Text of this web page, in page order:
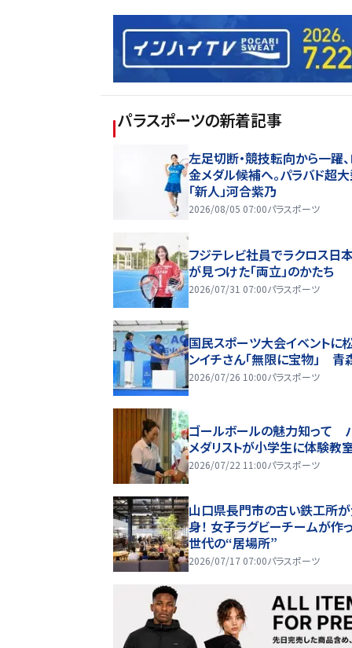
パラスポーツの新着記事
左足切断・競技転向から一躍
金メダル候補へ。パラバド超
「新人」河合紫乃
2026/08/05 07:00パラスポーツ
フジテレビ社員でラクロス日
が見つけた「両立」のかたち
2026/07/31 07:00パラスポーツ
国民スポーツ大会イベントに
ンイチさん「無限に宝物」 青
2026/07/26 10:00パラスポーツ
ゴールボールの魅力知って
メダリストが小学生に体験教
2026/07/22 11:00パラスポーツ
山口県長門市の古い鉄工所
身！ 女子ラグビーチームが作
世代の“居場所”
2026/07/17 07:00パラスポーツ